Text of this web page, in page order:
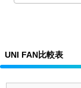
UNI FAN比較表